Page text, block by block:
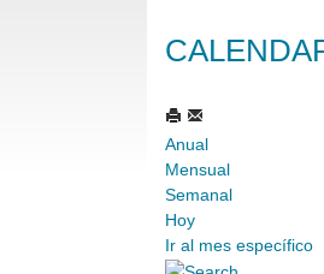
Anual
Mensual
Semanal
Hoy
Ir al mes específico